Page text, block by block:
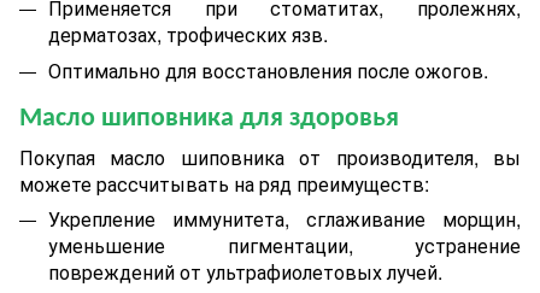
Применяется при стоматитах, пролежнях,
дерматозах, трофических язв.
Оптимально для восстановления после ожогов.
Масло шиповника для здоровья
Покупая масло шиповника от производителя, вы
можете рассчитывать на ряд преимуществ:
Укрепление иммунитета, сглаживание морщин,
уменьшение пигментации, устранение
повреждений от ультрафиолетовых лучей.